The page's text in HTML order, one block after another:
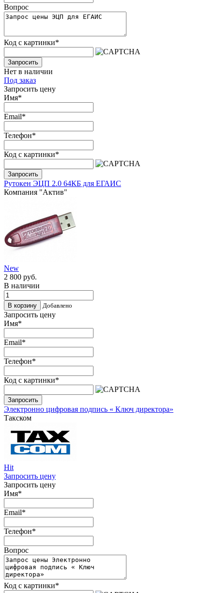
Вопрос
Код с картинки*
Запросить
Нет в наличии
Под заказ
Запросить цену
Имя*
Email*
Телефон*
Код с картинки*
Запросить
Рутокен ЭЦП 2.0 64КБ для ЕГАИС
Компания "Актив"
New
2 800 руб.
В наличии
Добавлено
Запросить цену
Имя*
Email*
Телефон*
Код с картинки*
Запросить
Электронно цифровая подпись « Ключ директора»
Такском
Hit
Запросить цену
Запросить цену
Имя*
Email*
Телефон*
Вопрос
Код с картинки*